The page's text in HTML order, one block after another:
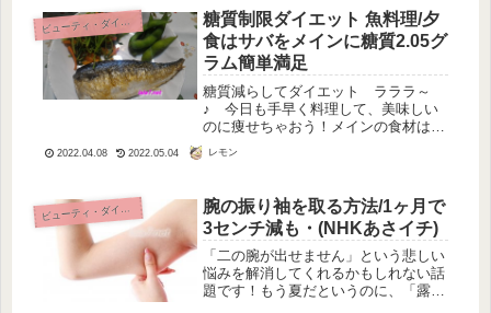
だとしても乾燥しないとおもいます。
従...
ビ
ューティ・ダイエット
糖質制限ダイエット 魚料理/夕
食はサバをメインに糖質2.05グ
ラム簡単満足
糖質減らしてダイエット ラララ～
♪ 今日も手早く料理して、美味しい
のに痩せちゃおう！メインの食材は
りの糖質がたった0.3グラム、ほとん
ありません。だからサバの身のほとん
どの...
2022.04.08 2022.05.04 レモン
ビ
ューティ・ダイエット
腕の振り袖を取る方法/1ヶ月で
3センチ減も・(NHKあさイチ)
「二の腕が出せません」という悲しい
悩みを解消してくれるかもしれない話
題です！もう夏だというのに、「露出